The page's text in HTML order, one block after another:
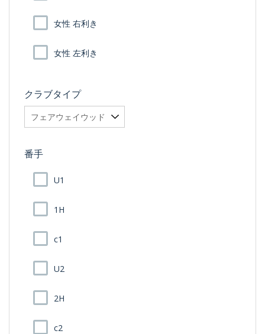
女性 右利き
女性 左利き
クラブタイプ
番手
U1
1H
c1
U2
2H
c2